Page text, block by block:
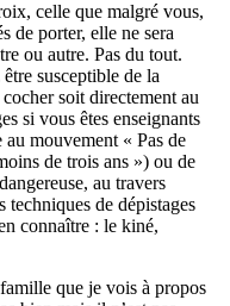
celle que malgré vous,
de porter, elle ne sera
ou autre. Pas du tout.
susceptible de la
soit directement au
si vous êtes enseignants
mouvement « Pas de
de trois ans ») ou de
au travers
techniques de dépistages
connaître : le kiné,
que je vois à propos